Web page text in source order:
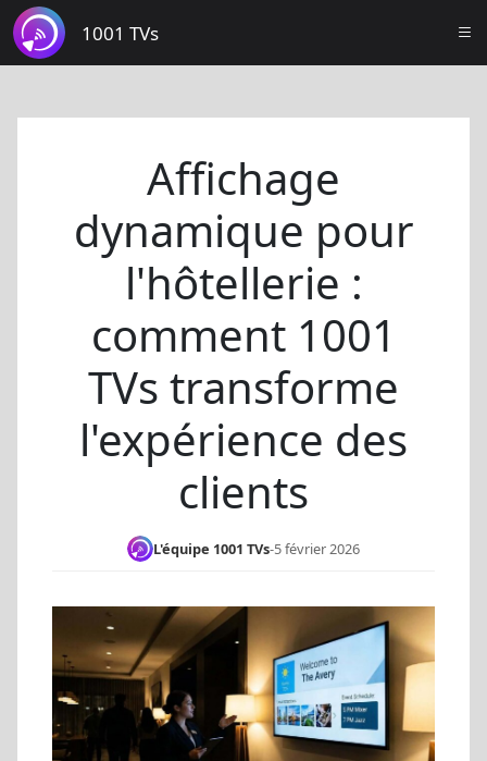
1001 TVs
Affichage
dynamique pour
l'hôtellerie :
comment 1001
TVs transforme
l'expérience des
clients
L'équipe 1001 TVs-5 février 2026